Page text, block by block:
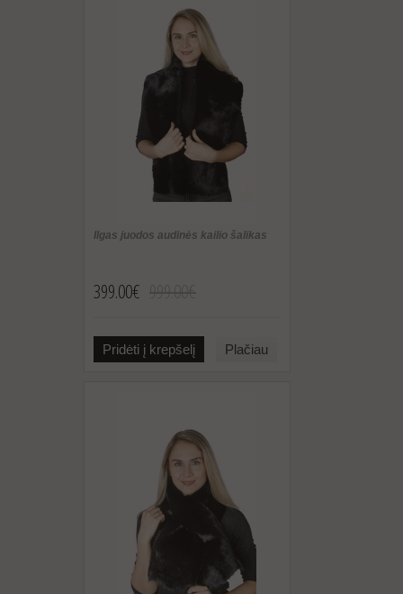
Ilgas juodos audinės kailio šalikas
399.00€
Pridėti į krepšelį Plačiau